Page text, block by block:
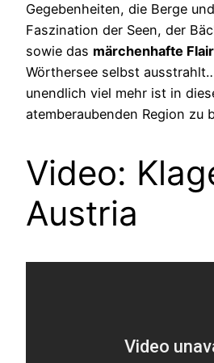
Gegebenheiten, die Berge
Faszination der Seen, der
sowie das märchenhafte Flair
Wörthersee selbst
unendlich viel mehr ist in
atemberaubenden Region zu
Video:
Austria